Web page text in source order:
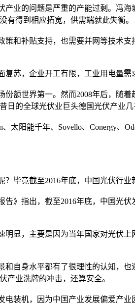
的问题是严重的产能过剩。冯
有得到相应拓宽，供需端就此失衡。
和补贴支持，也需要并网等技术
，企业开工有限，工业用电量需
额世界第一。然而2008年后，随
日的全球光伏业巨头德国光伏产业几
阳能千年、Sovello、Conergy、
竟截至2016年底，中国光伏行业
指出，截至2016年底，中国光
显，主要是因为当年国家对光伏
自身水平都有了很理性的认知，
产业洗牌的冲击，还算安全。
机，因为中国产业发展偏爱产业